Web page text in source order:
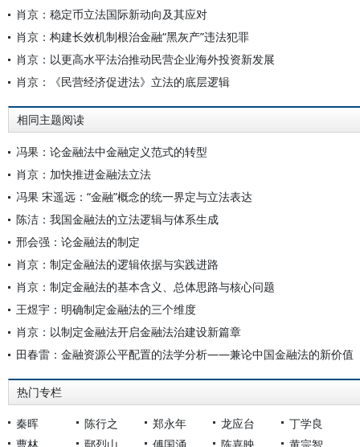
肖京：稳定币立法国际新动向及其应对
肖京：构建长效机制根治金融“黑灰产”违法犯罪
肖京：以更高水平法治推动民营企业海外投资新发展
肖京：《民营经济促进法》立法的底层逻辑
相同主题阅读
冯果：论金融法中金融定义范式的转型
肖京：加快推进金融法立法
冯果 宋遥远：“金融”概念的统一界定与立法表达
陈洁：我国金融法的立法逻辑与体系生成
邢会强：论金融法的制定
肖京：制定金融法的逻辑依据与实践进路
肖京：制定金融法的基本含义、总体思路与核心问题
王煜宇：明确制定金融法的三个维度
肖京：以制定金融法开启金融法治建设新篇章
田春雷：金融资源公平配置的法学分析——兼论中国金融法的新价值
热门专栏
秦晖 陈行之 郑永年 龙应台
丁学良